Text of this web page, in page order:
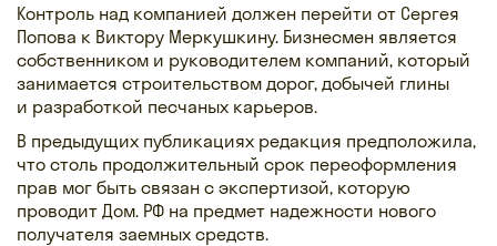
Контроль над компанией должен перейти от Сергея
Попова к Виктору Меркушкину. Бизнесмен является
собственником и руководителем компаний, который
занимается строительством дорог, добычей глины
и разработкой песчаных карьеров.
В предыдущих публикациях редакция предположила,
что столь продолжительный срок переоформления
прав мог быть связан с экспертизой, которую
проводит Дом. РФ на предмет надежности нового
получателя заемных средств.